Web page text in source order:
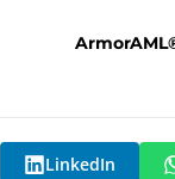
ArmorAML
LinkedIn